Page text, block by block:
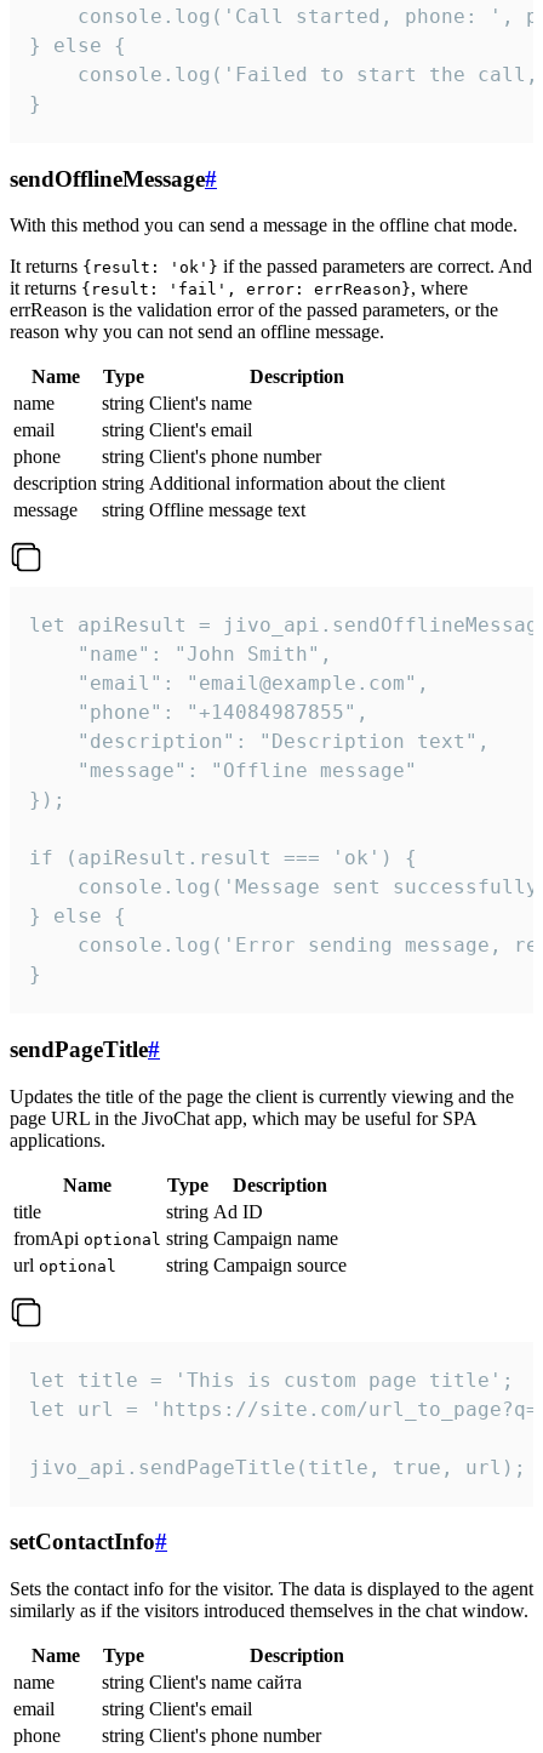
console.log('Call started, phone: ',
} else {
console.log('Failed to start the
}
sendOfflineMessage#
With this method you can send a message in the offline chat mode.
It returns {result: 'ok'} if the passed parameters are correct. And
it returns {result: 'fail', error: errReason}, where
errReason is the validation error of the passed parameters, or the
reason why you can not send an offline message.
Name Type
Description
name
string Client's name
email
string Client's email
phone
string Client's phone number
description string Additional information about the client
message
string Offline message text
let apiResult =
    "name": "John Smith",
    "email": "email@example.com",
    "phone": "+14084987855",
    "description": "Description text",
    "message": "Offline message"
});
if (apiResult.result === 'ok') {
console.log('Message sent
} else {
console.log('Error sending message,
}
sendPageTitle#
Updates the title of the page the client is currently viewing and the
page URL in the JivoChat app, which may be useful for SPA
applications.
Name Type
Description
title
string Ad ID
fromApi optional string Campaign name
url optional string Campaign source
let title = 'This is custom page title';
let url = 'https://site.com/
jivo_api.sendPageTitle(title, true, url);
setContactInfo#
Sets the contact info for the visitor. The data is displayed to the agent
similarly as if the visitors introduced themselves in the chat window.
Name Type
Description
name
string Client's name сайта
email
string Client's email
phone
string Client's phone number